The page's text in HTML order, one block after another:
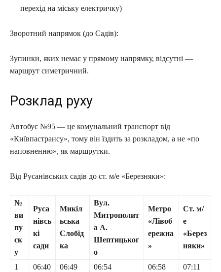
перехід на міську електричку)
Зворотний напрямок (до Садів):
Зупинки, яких немає у прямому напрямку, відсутні —
маршрут симетричний.
Розклад руху
Автобус №95 — це комунальний транспорт від
«Київпастрансу», тому він їздить за розкладом, а не «по
наповненню», як маршрутки.
Від Русанівських садів до ст. м/е «Березняки»:
№
ви
пу
ск
у
Руса
нівсь
кі
сади
Микіл
ьська
Слобід
ка
Вул.
Митрополит
а А.
Шептицьког
о
Метро
«Лівоб
ережна
»
Ст. м/
е
«Берез
няки»
1 06:40 06:49 06:54 06:58
07:11